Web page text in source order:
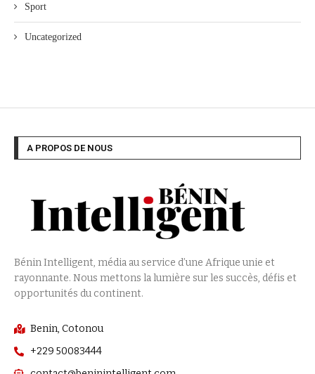
Sport
Uncategorized
A PROPOS DE NOUS
Bénin Intelligent, média au service d’une Afrique unie et
rayonnante. Nous mettons la lumière sur les succès, défis et
opportunités du continent.
Benin, Cotonou
+229 50083444